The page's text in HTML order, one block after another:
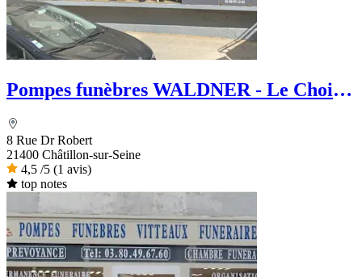
Pompes funèbres WALDNER - Le Choix
8 Rue Dr Robert
21400 Châtillon-sur-Seine
4,5 /5 (1 avis)
top notes